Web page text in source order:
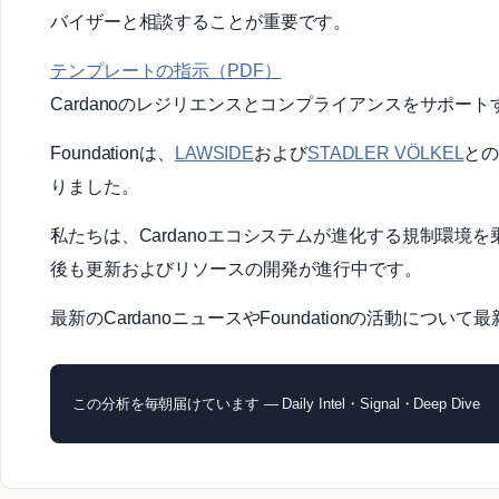
バイザーと相談することが重要です。
テンプレートの指示（PDF）
Cardanoのレジリエンスとコンプライアンスをサポート
Foundationは、 LAWSIDEおよびSTADLER VÖLKELと
りました。
私たちは、Cardanoエコシステムが進化する規制環境
後も更新およびリソースの開発が進行中です。
最新のCardanoニュースやFoundationの活動について最
この分析を毎朝届けています — Daily Intel・Signal・Deep Dive